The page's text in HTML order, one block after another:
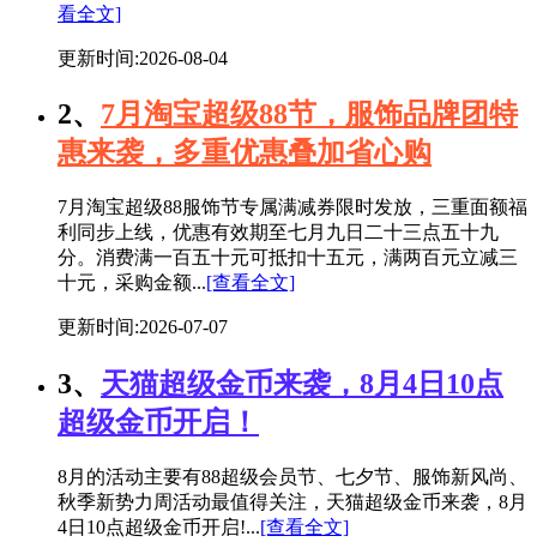
看全文]
更新时间:2026-08-04
2、 7月淘宝超级88节，服饰品牌团特
惠来袭，多重优惠叠加省心购
7月淘宝超级88服饰节专属满减券限时发放，三重面额福
利同步上线，优惠有效期至七月九日二十三点五十九
分。消费满一百五十元可抵扣十五元，满两百元立减三
十元，采购金额...[查看全文]
更新时间:2026-07-07
3、 天猫超级金币来袭，8月4日10点
超级金币开启！
8月的活动主要有88超级会员节、七夕节、服饰新风尚、
秋季新势力周活动最值得关注，天猫超级金币来袭，8月
4日10点超级金币开启!...[查看全文]